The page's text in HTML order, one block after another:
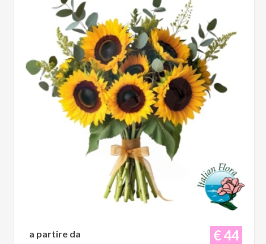
€ 44
a partire da